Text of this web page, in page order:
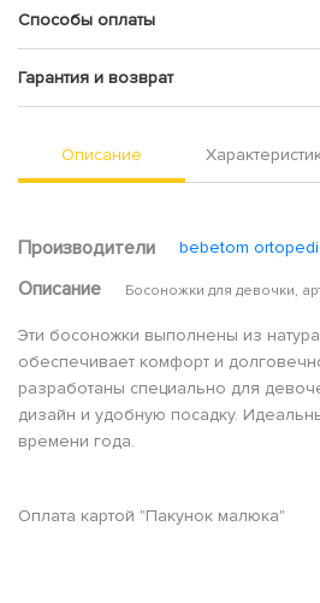
Способы оплаты
Гарантия и возврат
Описание
Производители bebetom ortopedi
Описание Босоножки для девочки,
Эти босоножки выполнены из
обеспечивает комфорт и
разработаны специально для
дизайн и удобную посадку.
времени года.
Оплата картой "Пакунок малюка"